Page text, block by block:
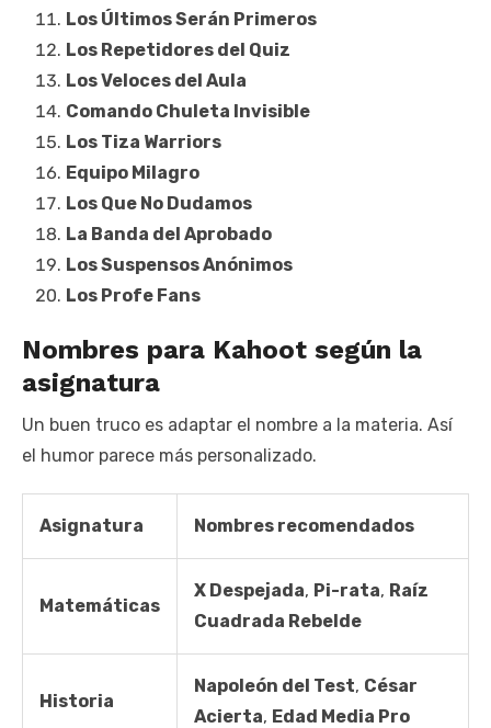
Los Últimos Serán Primeros
Los Repetidores del Quiz
Los Veloces del Aula
Comando Chuleta Invisible
Los Tiza Warriors
Equipo Milagro
Los Que No Dudamos
La Banda del Aprobado
Los Suspensos Anónimos
Los Profe Fans
Nombres para Kahoot según la
asignatura
Un buen truco es adaptar el nombre a la materia. Así
el humor parece más personalizado.
Asignatura Nombres recomendados
Matemáticas
X Despejada, Pi-rata, Raíz
Cuadrada Rebelde
Historia
Napoleón del Test, César
Acierta, Edad Media Pro